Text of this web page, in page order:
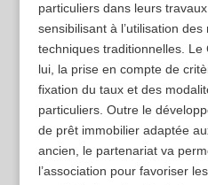
particuliers dans leurs
sensibilisant à l’utilisation
techniques traditionnelles.
lui, la prise en compte de
fixation du taux et des
particuliers. Outre le
de prêt immobilier adaptée
ancien, le partenariat va
l’association pour favoriser